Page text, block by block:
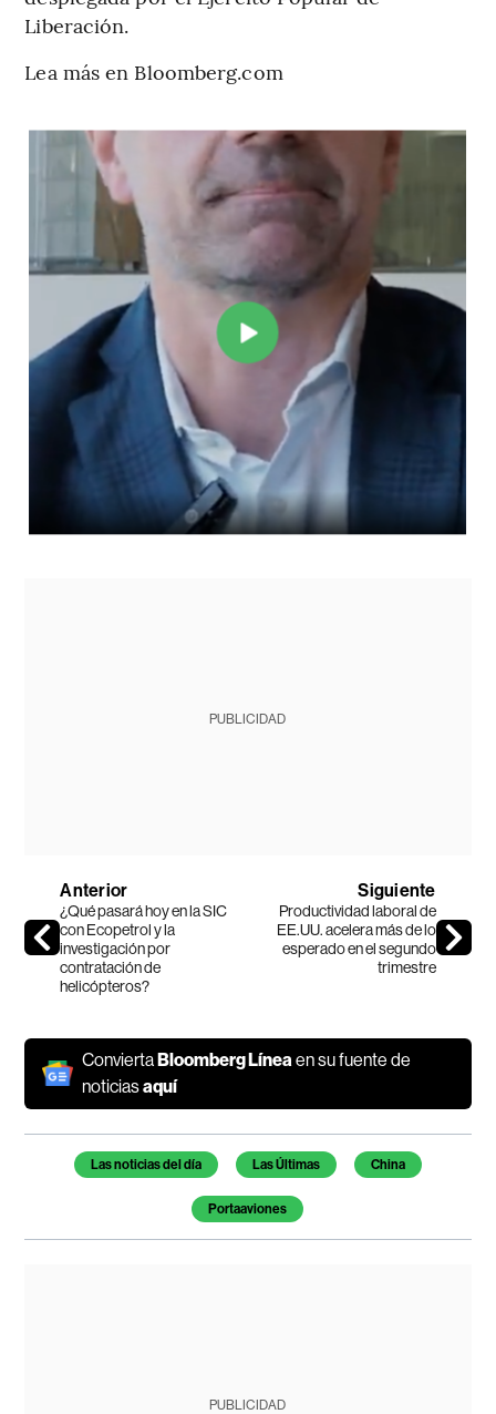
Liberación.
Lea más en Bloomberg.com
PUBLICIDAD
Anterior
¿Qué pasará hoy en la SIC
con Ecopetrol y la
investigación por
contratación de
helicópteros?
Siguiente
Productividad laboral de
EE.UU. acelera más de lo
esperado en el segundo
trimestre
ConviertaBloomberg Línea en su fuente de
noticiasaquí
Temas de este artículo
Las noticias del día Las Últimas China
Portaaviones
PUBLICIDAD